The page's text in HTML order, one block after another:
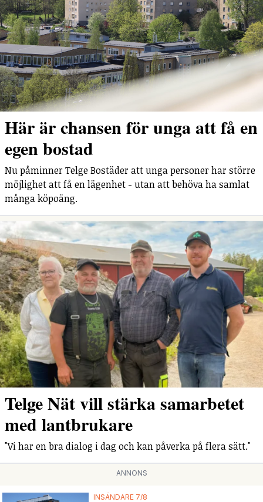
Här är chansen för unga att få en
egen bostad
Nu påminner Telge Bostäder att unga personer har större
möjlighet att få en lägenhet - utan att behöva ha samlat
många köpoäng.
Telge Nät vill stärka samarbetet
med lantbrukare
"Vi har en bra dialog i dag och kan påverka på flera sätt."
ANNONS
INSÄNDARE 7/8